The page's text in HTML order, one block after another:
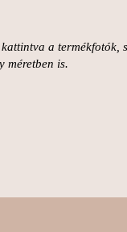
a termékfotók,
méretben is.